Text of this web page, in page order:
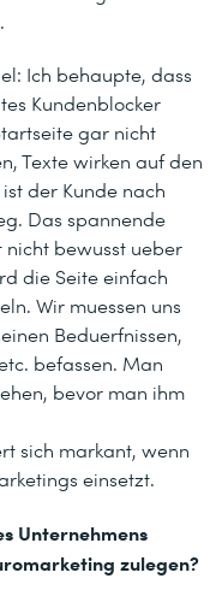
Ich behaupte, dass
Kundenblocker
gar nicht
Texte wirken auf den
der Kunde nach
Das spannende
nicht bewusst ueber
die Seite einfach
Wir muessen uns
Beduerfnissen,
befassen. Man
bevor man ihm
sich markant, wenn
einsetzt.
Unternehmens
zulegen?